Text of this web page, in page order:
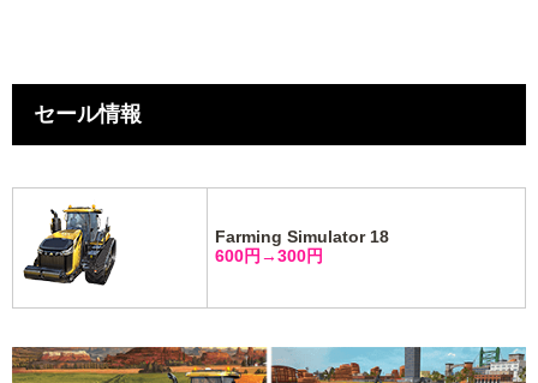
セール情報
Farming Simulator 18
600円→300円